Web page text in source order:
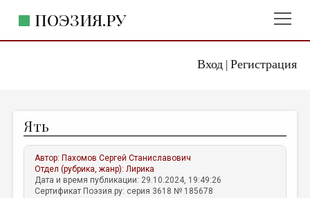
Вход| Регистрация
ПОЭЗИЯ.РУ
ЖАНРЫ
АВТОРЫ
КОММЕНТАРИИ
Ять
Автор: Пахомов Сергей Станиславович
Отдел (рубрика, жанр):Лирика
Дата и время публикации: 29.10.2024, 19:49:26
Сертификат Поэзия.ру: серия 3618 № 185678